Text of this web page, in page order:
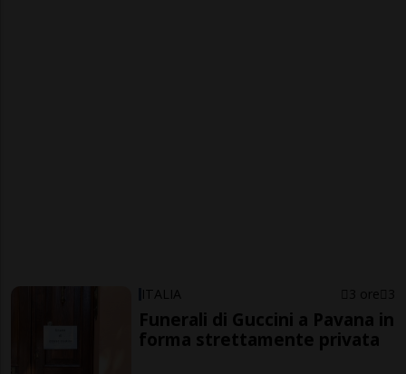
ITALIA 3 ore 3
Funerali di Guccini a Pavana in
forma strettamente privata